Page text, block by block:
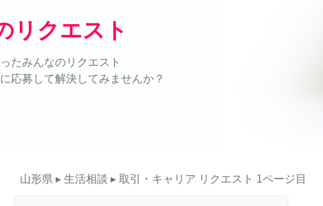
リクエスト
たみんなのリクエスト
応募して解決してみませんか？
山形県 ▸ 生活相談 ▸ 取引・キャリア リクエスト 1ページ目